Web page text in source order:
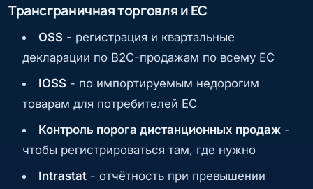
Трансграничная торговля и ЕС
OSS- регистрация и квартальные
декларации по B2C-продажам по всему ЕС
IOSS- по импортируемым недорогим
товарам для потребителей ЕС
Контроль порога дистанционных продаж-
чтобы регистрироваться там, где нужно
Intrastat- отчётность при превышении